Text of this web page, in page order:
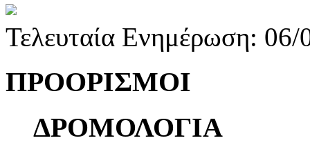
Τελευταία Ενημέρωση:
ΠΡΟΟΡΙΣΜΟΙ
ΔΡΟΜΟΛΟΓΙΑ